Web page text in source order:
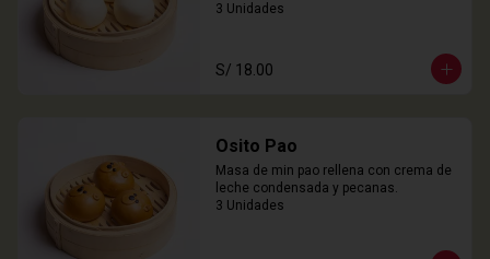
3 Unidades
S/ 18.00
Osito Pao
Masa de min pao rellena con crema de
leche condensada y pecanas.
3 Unidades